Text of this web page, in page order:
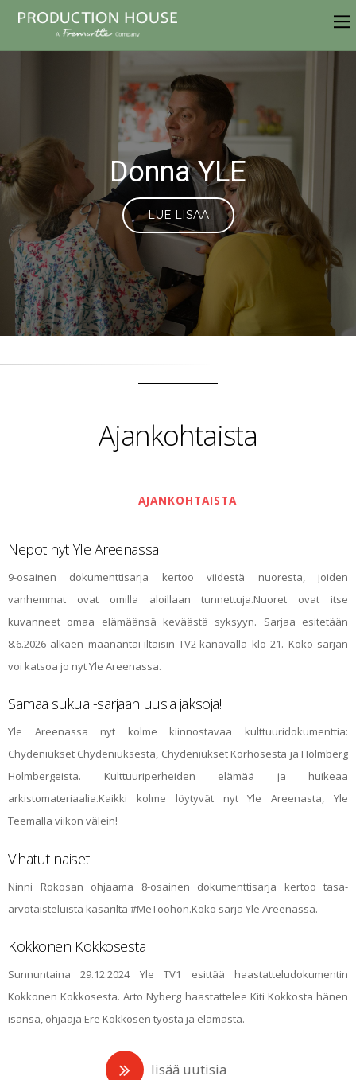
Arto
LUE
Ajankohtaista
AJANKOHTAISTA
Nepot nyt Yle Areenassa
9-osainen dokumenttisarja kertoo viidestä nuoresta, joiden
vanhemmat ovat omilla aloillaan tunnettuja.Nuoret ovat itse
kuvanneet omaa elämäänsä keväästä syksyyn. Sarjaa esitetään
8.6.2026 alkaen maanantai-iltaisin TV2-kanavalla klo 21. Koko sarjan
voi katsoa jo nyt Yle Areenassa.
Samaa sukua -sarjaan uusia jaksoja!
Yle Areenassa nyt kolme kiinnostavaa kulttuuridokumenttia:
Chydeniukset Chydeniuksesta, Chydeniukset Korhosesta ja Holmberg
Holmbergeista. Kulttuuriperheiden elämää ja huikeaa
arkistomateriaalia.Kaikki kolme löytyvät nyt Yle Areenasta, Yle
Teemalla viikon välein!
Vihatut naiset
Ninni Rokosan ohjaama 8-osainen dokumenttisarja kertoo tasa-
arvotaisteluista kasarilta #MeToohon.Koko sarja Yle Areenassa.
Kokkonen Kokkosesta
Sunnuntaina 29.12.2024 Yle TV1 esittää haastatteludokumentin
Kokkonen Kokkosesta. Arto Nyberg haastattelee Kiti Kokkosta hänen
isänsä, ohjaaja Ere Kokkosen työstä ja elämästä.
lisää uutisia